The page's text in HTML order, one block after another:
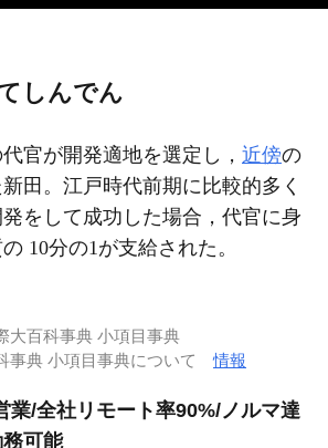
しんでん
官が開発適地を選定し， 近傍の
田。江戸時代前期に比較的多く
をして成功した場合，代官に身
10分の1が支給された。
大百科事典 小項目事典
事典 小項目事典について情報
業/全社リモート率90%/ノルマ達
可能